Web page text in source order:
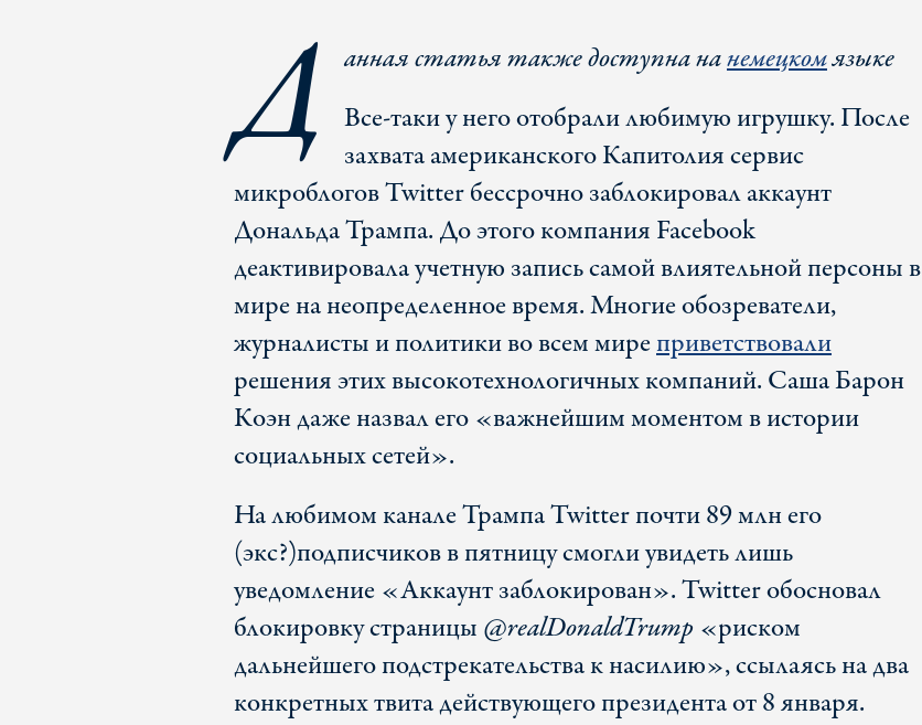
Д анная статья также доступна нанемецкомязыке
Все-таки у него отобрали любимую игрушку. После
захвата американского Капитолия сервис
микроблогов Twitter бессрочно заблокировал аккаунт
Дональда Трампа. До этого компания Facebook
деактивировала учетную запись самой влиятельной персоны в
мире на неопределенное время. Многие обозреватели,
журналисты и политики во всем миреприветствовали
решения этих высокотехнологичных компаний. Саша Барон
Коэн даже назвал его «важнейшим моментом в истории
социальных сетей».
На любимом канале Трампа Twitter почти 89 млн его
(экс?)подписчиков в пятницу смогли увидеть лишь
уведомление «Аккаунт заблокирован». Twitter обосновал
блокировку страницы @realDonaldTrump «риском
дальнейшего подстрекательства к насилию», ссылаясь на два
конкретных твита действующего президента от 8 января.